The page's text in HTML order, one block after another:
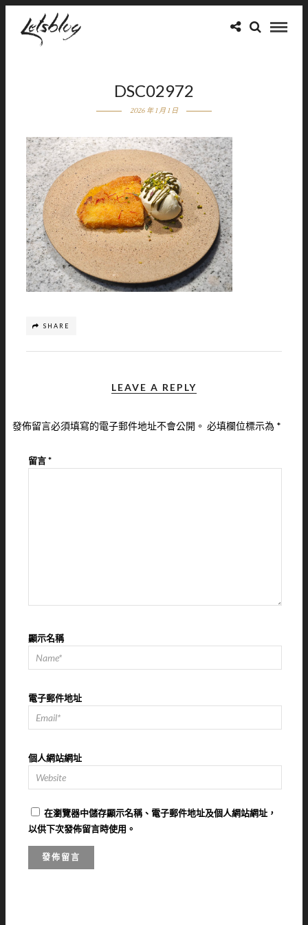
DSC02972
2026 年 1 月 1 日
SHARE
LEAVE A REPLY
發佈留言必須填寫的電子郵件地址不會公開。 必填欄位標示為 *
留言*
顯示名稱
電子郵件地址
個人網站網址
在瀏覽器中儲存顯示名稱、電子郵件地址及個人網站網址，
以供下次發佈留言時使用。